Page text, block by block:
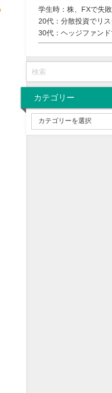
学生時：株、FXで失
20代：分散投資でリ
30代：ヘッジファン
カテゴリー